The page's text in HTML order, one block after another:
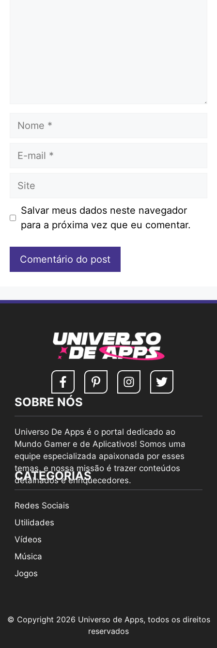
Nome
E-
Site
Salvar meus dados neste navegador
para a próxima vez que eu comentar.
SOBRE NÓS
Universo De Apps é o portal dedicado ao
Mundo Gamer e de Aplicativos! Somos uma
equipe especializada apaixonada por esses
temas, e nossa missão é trazer conteúdos
detalhados e enriquecedores.
CATEGORIAS
Redes Sociais
Utilidades
Vídeos
Música
Jogos
© Copyright 2026 Universo de Apps, todos os direitos
reservados